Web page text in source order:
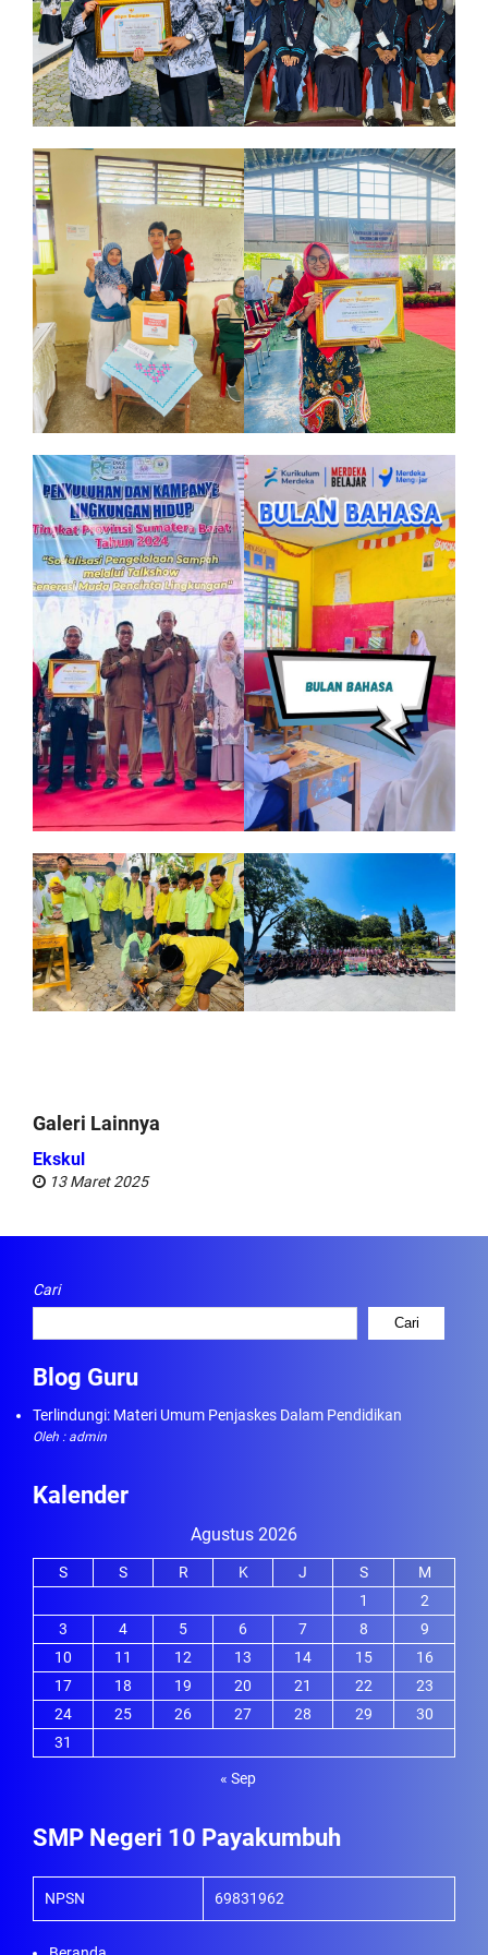
Galeri Lainnya
Ekskul
13 Maret 2025
Cari
Cari
Blog Guru
Terlindungi: Materi Umum Penjaskes Dalam Pendidikan
Oleh : admin
Kalender
Agustus 2026
S S R K J S
M
1
2
3
4 5 6 7 8
9
10
11 12 13 14 15
16
17
18 19 20 21 22
23
24
25 26 27 28 29
30
31
« Sep
SMP Negeri 10 Payakumbuh
NPSN 69831962